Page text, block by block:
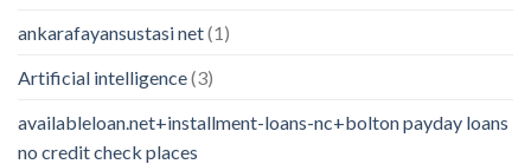
ankarafayansustasi net(1)
Artificial intelligence(3)
availableloan.net+installment-loans-nc+bolton payday loans
no credit check places